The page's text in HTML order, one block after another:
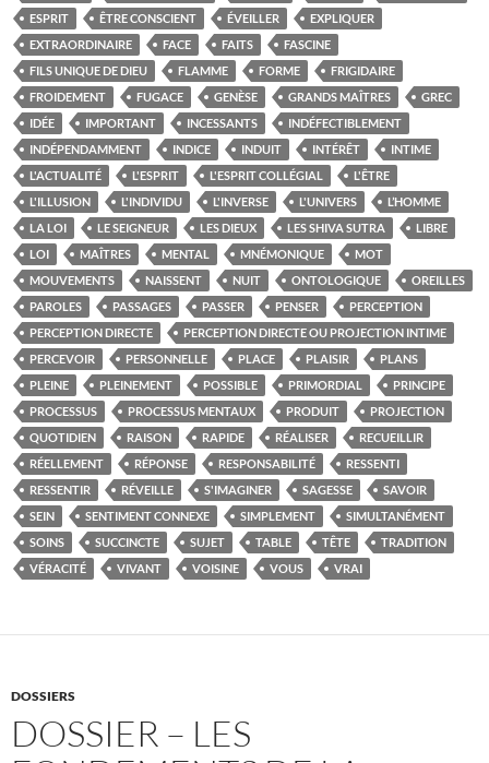
ESPRIT
ÊTRE CONSCIENT ÉVEILLER
EXPLIQUER
EXTRAORDINAIRE
FACE FAITS
FASCINE
FILS UNIQUE DE DIEU
FLAMME FORME
FRIGIDAIRE
FROIDEMENT
FUGACE GENÈSE GRANDS MAÎTRES
GREC
IDÉE
IMPORTANT INCESSANTS
INDÉFECTIBLEMENT
INDÉPENDAMMENT
INDICE INDUIT INTÉRÊT
INTIME
L'ACTUALITÉ
L'ESPRIT L'ESPRIT COLLÉGIAL
L'ÊTRE
L'ILLUSION
L'INDIVIDU L'INVERSE L'UNIVERS
L’HOMME
LA LOI
LE SEIGNEUR LES DIEUX LES SHIVA SUTRA
LIBRE
LOI
MAÎTRES MENTAL MNÉMONIQUE
MOT
MOUVEMENTS
NAISSENT NUIT ONTOLOGIQUE
OREILLES
PAROLES
PASSAGES PASSER PENSER
PERCEPTION
PERCEPTION DIRECTE
PERCEPTION DIRECTE OU PROJECTION INTIME
PERCEVOIR
PERSONNELLE PLACE PLAISIR
PLANS
PLEINE
PLEINEMENT POSSIBLE PRIMORDIAL
PRINCIPE
PROCESSUS
PROCESSUS MENTAUX PRODUIT
PROJECTION
QUOTIDIEN
RAISON RAPIDE RÉALISER
RECUEILLIR
RÉELLEMENT
RÉPONSE RESPONSABILITÉ
RESSENTI
RESSENTIR
RÉVEILLE S'IMAGINER SAGESSE
SAVOIR
SEIN
SENTIMENT CONNEXE SIMPLEMENT
SIMULTANÉMENT
SOINS
SUCCINCTE SUJET TABLE TÊTE
TRADITION
VÉRACITÉ
VIVANT VOISINE VOUS VRAI
DOSSIERS
DOSSIER – LES